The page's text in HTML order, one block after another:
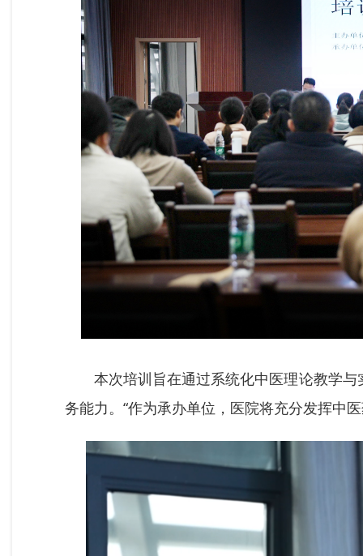
本次培训旨在通过系统化中医理论教学
务能力。“作为承办单位，医院将充分发挥中